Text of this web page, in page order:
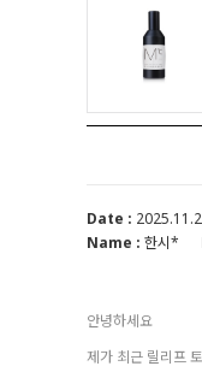
Date :
Name : 한시*
안녕하세요
제가 최근 릴리프